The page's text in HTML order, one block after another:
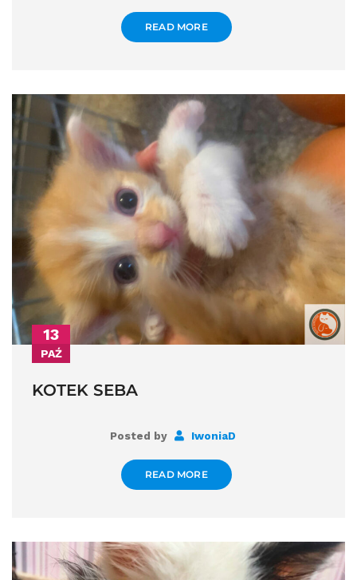
READ MORE
13
PAŹ
KOTEK SEBA
Posted by IwoniaD
READ MORE